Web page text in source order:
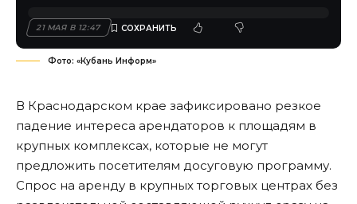
21 МАЯ В 12:47
Фото: «Кубань Информ»
В Краснодарском крае зафиксировано резкое
падение интереса арендаторов к площадям в
крупных комплексах, которые не могут
предложить посетителям досуговую программу.
Спрос на аренду в крупных торговых центрах без